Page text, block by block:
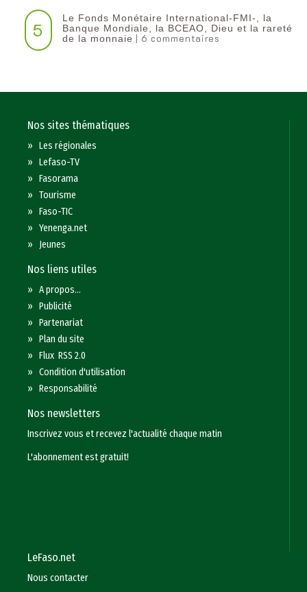
5
Le Fonds Monétaire International-FMI-, la
Banque Mondiale, la BCEAO, Dieu et la rareté
de la monnaie | 6 commentaires
Nos sites thématiques
»Les régionales
»Lefaso-TV
»Fasorama
»Tourisme
»Faso-TIC
»Yenenga.net
» Jeunes
Nos liens utiles
»A propos...
»Publicité
»Partenariat
»Plan du site
»Flux RSS 2.0
»Condition d'utilisation
»Responsabilité
Nos newsletters
Inscrivez vous et recevez l'actualité chaque matin
L'abonnement est gratuit!
LeFaso.net
Nous contacter